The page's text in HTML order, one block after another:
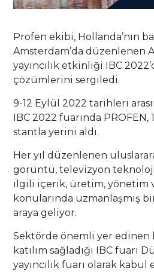
Profen ekibi, Hollanda’nın
Amsterdam’da düzenlenen
yayıncılık etkinliği IBC
çözümlerini sergiledi.
9-12 Eylül 2022 tarihleri
IBC 2022 fuarında PROFEN,
stantla yerini aldı.
Her yıl düzenlenen
görüntü, televizyon
ilgili içerik, üretim, yönetim
konularında uzmanlaşmış
araya geliyor.
Sektörde önemli yer
katılım sağladığı IBC fuarı
yayıncılık fuarı olarak kabul